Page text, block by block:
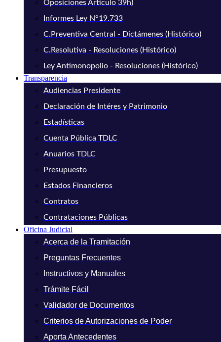
Oposiciones Artículo 39h)
Informes Ley N°19.733
C.Preventiva Central - Dictámenes (Histórico)
C.Resolutiva - Resoluciones (Histórico)
Ley Antimonopolio - Resoluciones (Histórico)
Transparencia
Audiencias Presidente
Declaración de Intéres y Patrimonio
Estadísticas
Cuenta Pública TDLC
Anuarios TDLC
Presupuesto
Estados Financieros
Contratos
Contrataciones Públicas
Oficina Judicial
Acerca de la Tramitación
Preguntas Frecuentes
Instructivos y Manuales
Trámite Fácil
Validador de Documentos
Criterios de Autorizaciones de Poder
Aporta Antecedentes